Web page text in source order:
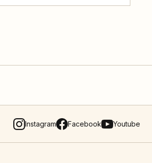
Instagram Facebook Youtube